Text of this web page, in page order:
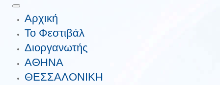
Αρχική
Το Φεστιβάλ
Διοργανωτής
ΑΘΗΝΑ
ΘΕΣΣΑΛΟΝΙΚΗ